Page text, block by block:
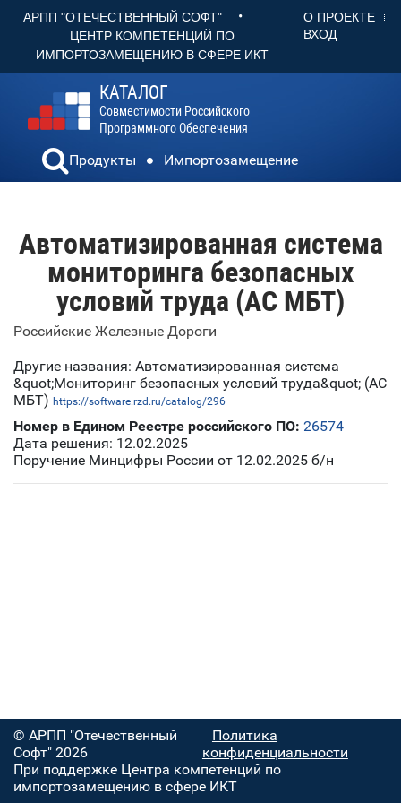
АРПП "ОТЕЧЕСТВЕННЫЙ СОФТ" •
ЦЕНТР КОМПЕТЕНЦИЙ ПО
ИМПОРТОЗАМЕЩЕНИЮ В СФЕРЕ ИКТ
О ПРОЕКТЕ
ВХОД
КАТАЛОГ
Совместимости Российского
Программного Обеспечения
Продукты Импортозамещение
Автоматизированная система
мониторинга безопасных
условий труда (АС МБТ)
Российские Железные Дороги
Другие названия: Автоматизированная система
&quot;Мониторинг безопасных условий труда&quot; (АС
МБТ) https://software.rzd.ru/catalog/296
Номер в Едином Реестре российского ПО: 26574
Дата решения: 12.02.2025
Поручение Минцифры России от 12.02.2025 б/н
© АРПП "Отечественный
Софт" 2026
Политика
конфиденциальности
При поддержке Центра компетенций по
импортозамещению в сфере ИКТ